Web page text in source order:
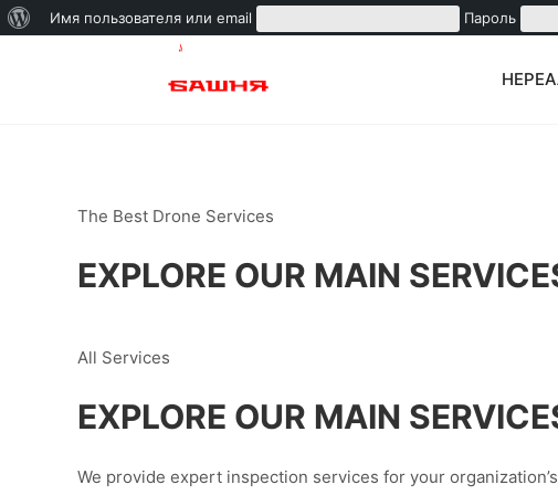
Имя пользователя или email Пароль
The Best Drone Services
EXPLORE OUR MAIN
All Services
EXPLORE OUR MAIN
We provide expert inspection services for your